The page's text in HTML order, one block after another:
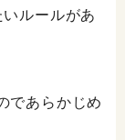
ルールがあ
であらかじめ